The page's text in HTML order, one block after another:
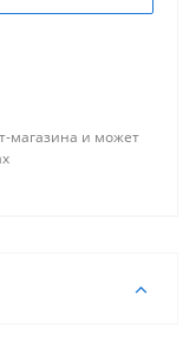
магазина и может